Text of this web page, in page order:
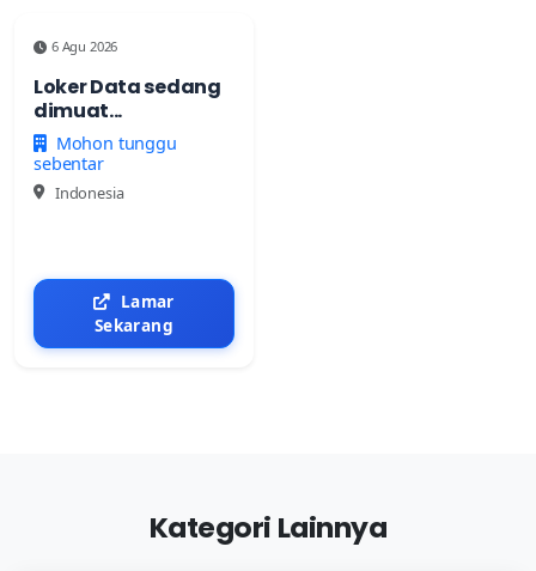
6 Agu 2026
Loker Data sedang
dimuat...
Mohon tunggu
sebentar
Indonesia
Lamar
Sekarang
Kategori Lainnya